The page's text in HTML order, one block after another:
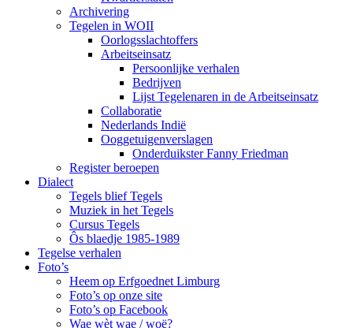
Archivering
Tegelen in WOII
Oorlogsslachtoffers
Arbeitseinsatz
Persoonlijke verhalen
Bedrijven
Lijst Tegelenaren in de Arbeitseinsatz
Collaboratie
Nederlands Indië
Ooggetuigenverslagen
Onderduikster Fanny Friedman
Register beroepen
Dialect
Tegels blief Tegels
Muziek in het Tegels
Cursus Tegels
Ôs blaedje 1985-1989
Tegelse verhalen
Foto’s
Heem op Erfgoednet Limburg
Foto’s op onze site
Foto’s op Facebook
Wae wèt wae / woë?